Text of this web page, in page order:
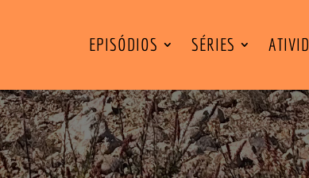
EPISÓDIOS SÉRIES